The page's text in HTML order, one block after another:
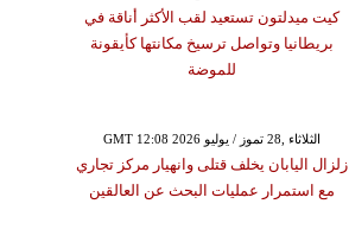
كيت ميدلتون تستعيد لقب الأكثر أناقة في
بريطانيا وتواصل ترسيخ مكانتها كأيقونة
للموضة
GMT 12:08 2026 الثلاثاء ,28 تموز / يوليو
زلزال اليابان يخلف قتلى وانهيار مركز تجاري
مع استمرار عمليات البحث عن العالقين